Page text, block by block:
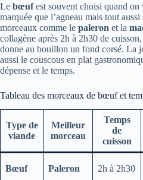
Le bœufest souvent choisi quand on
marquée que l’agneau mais tout
morceaux comme le paleron et la
collagène après 2h à 2h30 de
donne au bouillon un fond corsé. La
aussi le couscous en plat
dépense et le temps.
Tableau des morceaux de bœuf et
Type de
viande
Meilleur
morceau
Temps
de
cuisson
Bœuf Paleron 2h à 2h30